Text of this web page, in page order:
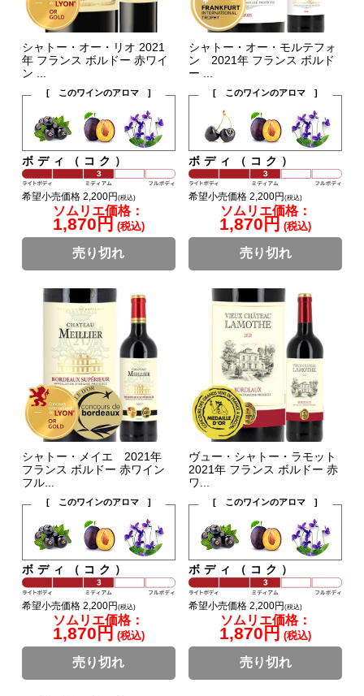
シャトー・オー・リオ 2021
年 フランス ボルドー 赤ワイ
ン ...
[ このワインのアロマ ]
ボディ（コク）
希望小売価格 2,200円 (税込)
ソムリエ価格：
1,870円 (税込)
売り切れ
シャトー・オー・モルテフォ
ン 2021年 フランス ボルド
ー ...
[ このワインのアロマ ]
ボディ（コク）
希望小売価格 2,200円(税込)
ソムリエ価格：
1,870円 (税込)
売り切れ
シャトー・メイエ 2021年
フランス ボルドー 赤ワイン
フル...
[ このワインのアロマ ]
ボディ（コク）
希望小売価格 2,200円(税込)
ソムリエ価格：
1,870円 (税込)
売り切れ
ヴュー・シャトー・ラモット
2021年 フランス ボルドー 赤
ワ...
[ このワインのアロマ ]
ボディ（コク）
希望小売価格 2,200円(税込)
ソムリエ価格：
1,870円 (税込)
売り切れ